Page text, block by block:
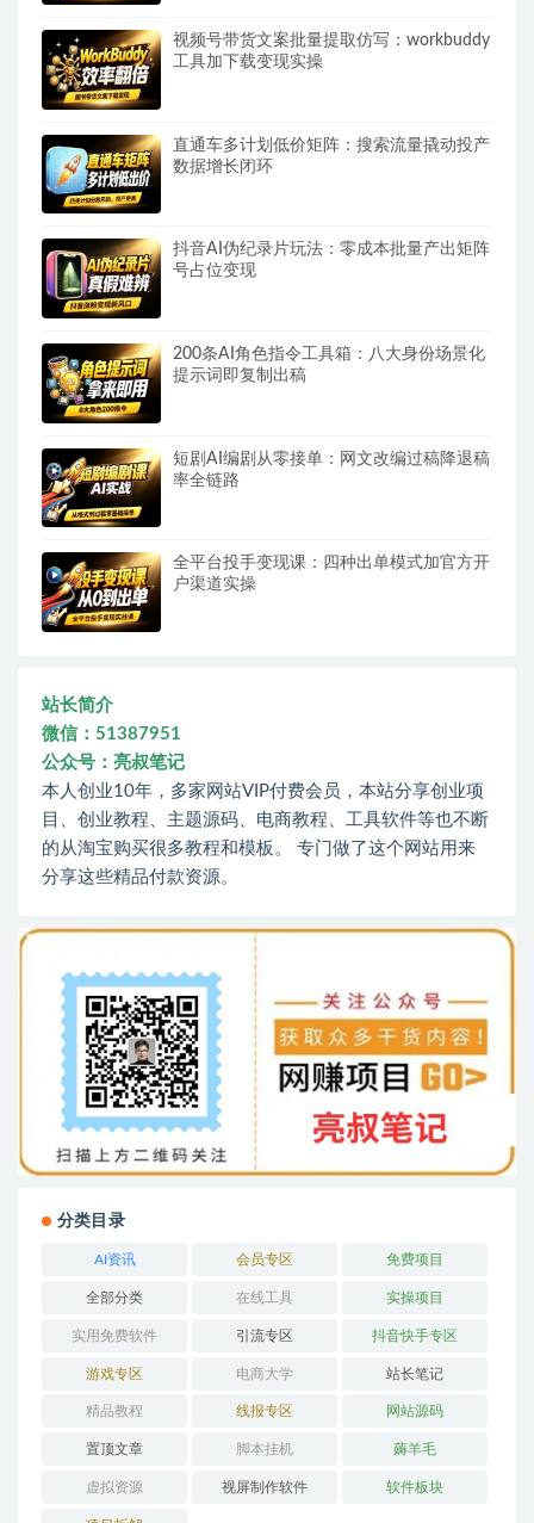
视频号带货文案批量提取仿写：workbuddy
工具加下载变现实操
直通车多计划低价矩阵：搜索流量撬动投产
数据增长闭环
抖音AI伪纪录片玩法：零成本批量产出矩阵
号占位变现
200条AI角色指令工具箱：八大身份场景化
提示词即复制出稿
短剧AI编剧从零接单：网文改编过稿降退稿
率全链路
全平台投手变现课：四种出单模式加官方开
户渠道实操
站长简介
微信：51387951
公众号：亮叔笔记
本人创业10年，多家网站VIP付费会员，本站分享创业项
目、创业教程、主题源码、电商教程、工具软件等也不断
的从淘宝购买很多教程和模板。 专门做了这个网站用来
分享这些精品付款资源。
分类目录
AI资讯 会员专区 免费项目
全部分类 在线工具 实操项目
实用免费软件 引流专区 抖音快手专区
游戏专区 电商大学 站长笔记
精品教程 线报专区 网站源码
置顶文章 脚本挂机 薅羊毛
虚拟资源 视屏制作软件 软件板块